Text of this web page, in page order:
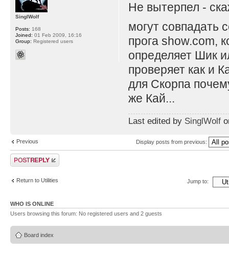
Не вытерпел -
могут совпадать
прога show.com,
определяет Шик
проверяет как и
для Скорпа
же Кай...
Last edited by SinglWolf
SinglWolf
Posts: 168
Joined: 01 Feb 2009, 16:16
Group: Registered users
Previous Display posts from previous:
Post a reply
Return to Utilities Jump to:
WHO IS ONLINE
Users browsing this forum: No registered users and 2 guests
Board index